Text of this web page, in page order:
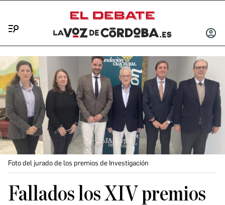
INICIAR
Foto del jurado de los premios de Investigación
Fallados los XIV premios